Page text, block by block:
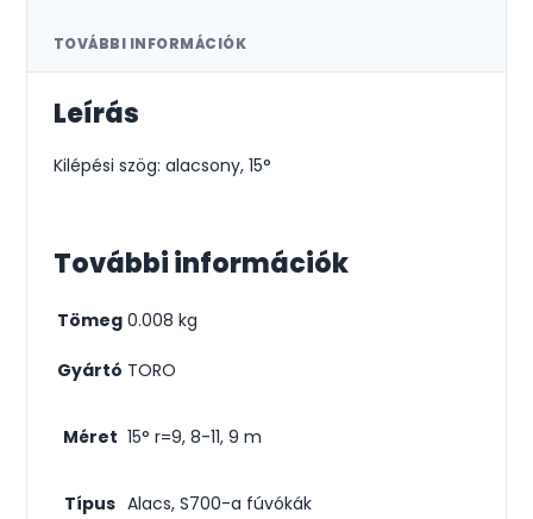
TOVÁBBI INFORMÁCIÓK
Leírás
Kilépési szög: alacsony, 15°
További információk
Tömeg 0.008 kg
Gyártó TORO
Méret 15° r=9, 8-11, 9 m
Típus Alacs, S700-a fúvókák